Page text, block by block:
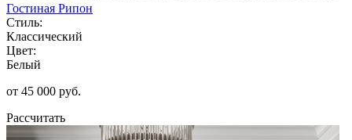
Гостиная Рипон
Стиль:
Классический
Цвет:
Белый
от 45 000 руб.
Рассчитать